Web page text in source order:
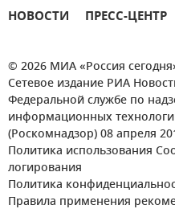
НОВОСТИ ПРЕСС-ЦЕНТР
© 2026 МИА «Россия
Сетевое издание РИА
Федеральной службе по
информационных
(Роскомнадзор) 08 апреля
Политика использования
логирования
Политика
Правила применения